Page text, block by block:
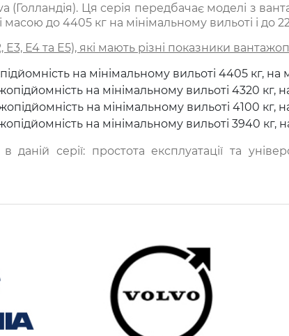
(Голландія). Ця серія передбачає моделі з
масою до 4405 кг на мінімальному вильоті і до
Е4 та Е5), які мають різні показники
на мінімальному вильоті 4405 кг,
на мінімальному вильоті 4320
на мінімальному вильоті 4100
на мінімальному вильоті 3940
серії: простота експлуатації та
26,5 метрів), тому можливо підібрати